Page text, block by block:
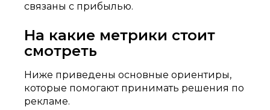
связаны с прибылью.
На какие метрики стоит
смотреть
Ниже приведены основные ориентиры,
которые помогают принимать решения по
рекламе.